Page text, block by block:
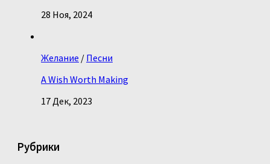
28 Ноя, 2024
Желание / Песни
A Wish Worth Making
17 Дек, 2023
Рубрики